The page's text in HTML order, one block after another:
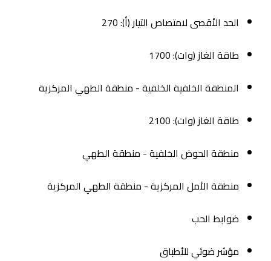
الحد الأقصى لامتصاص التيار (أ): 270
طاقة الغاز (وات): 1700
المنطقة الخلفية الخلفية - منطقة الطهي المركزية
طاقة الغاز (وات): 2100
منطقة الحوض الخلفية - منطقة الطهي
منطقة الأمل المركزية - منطقة الطهي المركزية
ضوابط الحب
مؤشر ضوئي للأطباق